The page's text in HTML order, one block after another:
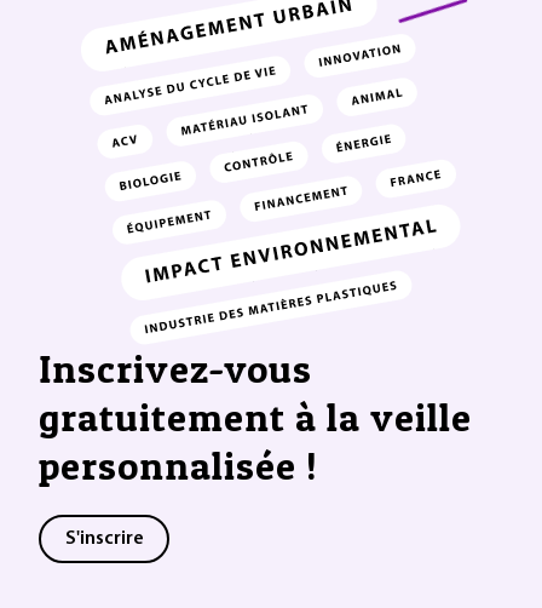
Inscrivez-vous
gratuitement à la veille
personnalisée !
S'inscrire